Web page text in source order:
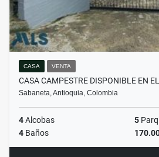
CASA VENTA
CASA CAMPESTRE DISPONIBLE EN
Sabaneta, Antioquia, Colombia
4Alcobas 5
4 Baños